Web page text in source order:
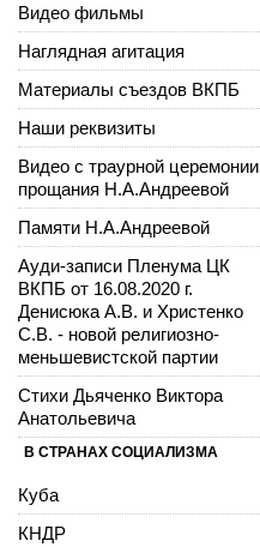
Видео фильмы
Наглядная агитация
Материалы съездов ВКПБ
Наши реквизиты
Видео с траурной церемонии
прощания Н.А.Андреевой
Памяти Н.А.Андреевой
Ауди-записи Пленума ЦК
ВКПБ от 16.08.2020 г.
Денисюка А.В. и Христенко
С.В. - новой религиозно-
меньшевистской партии
Стихи Дьяченко Виктора
Анатольевича
В СТРАНАХ СОЦИАЛИЗМА
Куба
КНДР